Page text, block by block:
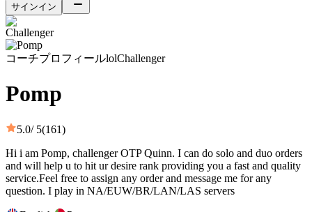
サインイン
コーチプロフィールlolChallenger
Pomp
5.0/ 5(161)
Hi i am Pomp, challenger OTP Quinn. I can do solo and duo orders
and will help u to hit ur desire rank providing you a fast and quality
service.Feel free to assign any order and message me for any
question. I play in NA/EUW/BR/LAN/LAS servers